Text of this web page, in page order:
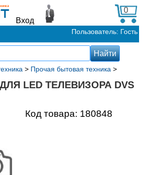
Вход
0
Пользователь: Гость
> Прочая бытовая техника >
LED ТЕЛЕВИЗОРА DVS
Код товара: 180848